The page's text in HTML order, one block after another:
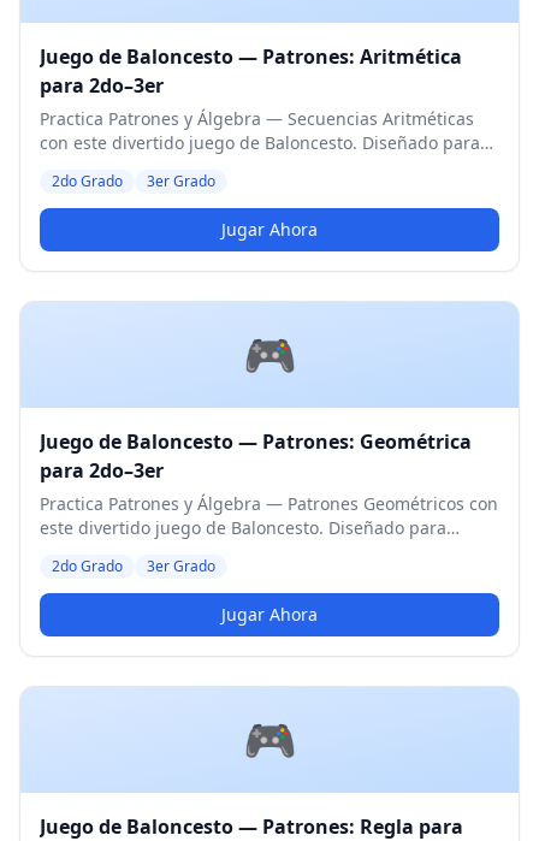
Juego de Baloncesto — Patrones: Aritmética
para 2do–3er
Practica Patrones y Álgebra — Secuencias Aritméticas
con este divertido juego de Baloncesto. Diseñado para
2do Grado 3er Grado
Jugar Ahora
🎮
Juego de Baloncesto — Patrones: Geométrica
para 2do–3er
Practica Patrones y Álgebra — Patrones Geométricos con
este divertido juego de Baloncesto. Diseñado para
2do Grado 3er Grado
Jugar Ahora
🎮
Juego de Baloncesto — Patrones: Regla para